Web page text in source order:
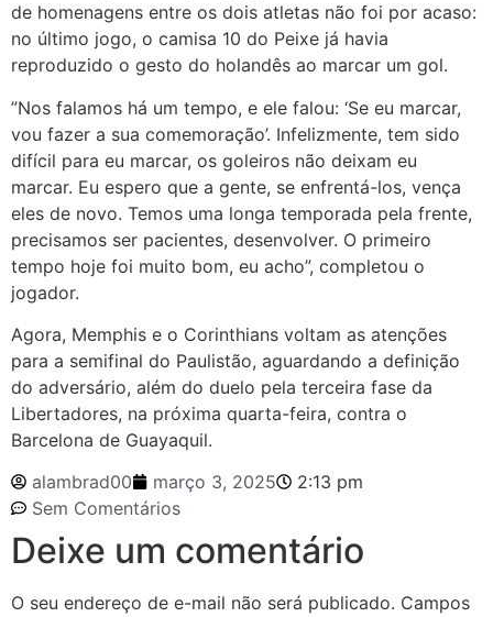
de homenagens entre os dois atletas não foi por acaso:
no último jogo, o camisa 10 do Peixe já havia
reproduzido o gesto do holandês ao marcar um gol.
”Nos falamos há um tempo, e ele falou: ‘Se eu marcar,
vou fazer a sua comemoração’. Infelizmente, tem sido
difícil para eu marcar, os goleiros não deixam eu
marcar. Eu espero que a gente, se enfrentá-los, vença
eles de novo. Temos uma longa temporada pela frente,
precisamos ser pacientes, desenvolver. O primeiro
tempo hoje foi muito bom, eu acho”, completou o
jogador.
Agora, Memphis e o Corinthians voltam as atenções
para a semifinal do Paulistão, aguardando a definição
do adversário, além do duelo pela terceira fase da
Libertadores, na próxima quarta-feira, contra o
Barcelona de Guayaquil.
alambrad00
março 3, 2025
2:13 pm
Sem Comentários
Deixe um comentário
O seu endereço de e-mail não será publicado. Campos